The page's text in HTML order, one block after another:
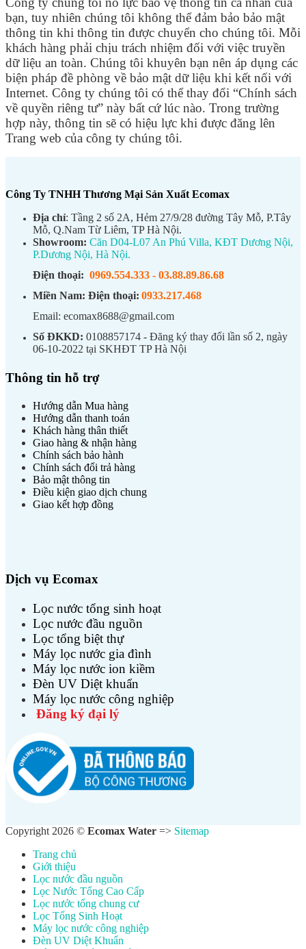
bạn, tuy nhiên chúng tôi không thể đảm bảo bảo mật
thông tin khi thông tin được chuyển cho chúng tôi. Mỗi
khách hàng phải chịu trách nhiệm đối với việc truyền
dữ liệu an toàn. Chúng tôi khuyên bạn nên áp dụng các
biện pháp đề phòng về bảo mật dữ liệu khi kết nối với
Internet. Công ty chúng tôi có thể thay đổi “Chính sách
về quyền riêng tư” này bất cứ lúc nào. Trong trường
hợp này, thông tin sẽ có hiệu lực khi được đăng lên
Trang web của công ty chúng tôi.
Công Ty TNHH Thương Mại Sản Xuất Ecomax
Địa chỉ: Tầng 2 số 2A, Hẻm 27/9/28 đường Tây Mỗ, P.Tây
Mỗ, Q.Nam Từ Liêm, TP Hà Nội.
Showroom: Căn D04-L07 An Phú Villa, KĐT Dương Nội,
P.Dương Nội, Hà Nội.
Điện thoại: 0969.554.333 - 03.88.89.86.68
Miền Nam: Điện thoại: 0933.217.468
Email: ecomax8688@gmail.com
Số ĐKKD: 0108857174 - Đăng ký thay đổi lần số 2, ngày
06-10-2022 tại SKHĐT TP Hà Nội
Thông tin hỗ trợ
Hướng dẫn Mua hàng
Hướng dẫn thanh toán
Khách hàng thân thiết
Giao hàng & nhận hàng
Chính sách bảo hành
Chính sách đổi trả hàng
Bảo mật thông tin
Điều kiện giao dịch chung
Giao kết hợp đồng
Dịch vụ Ecomax
Lọc nước tổng sinh hoạt
Lọc nước đầu nguồn
Lọc tổng biệt thự
Máy lọc nước gia đình
Máy lọc nước ion kiềm
Đèn UV Diệt khuẩn
Máy lọc nước công nghiệp
Đăng ký đại lý
Copyright 2026 © Ecomax Water => Sitemap
Trang chủ
Giới thiệu
Lọc nước đầu nguồn
Lọc Nước Tổng Cao Cấp
Lọc nước tổng chung cư
Lọc Tổng Sinh Hoạt
Máy lọc nước công nghiệp
Đèn UV Diệt Khuẩn